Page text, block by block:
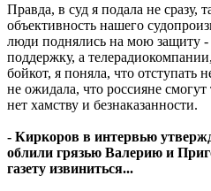
Правда, в суд я подала не сразу,
объективность нашего
люди поднялись на мою защиту -
поддержку, а
бойкот, я поняла, что отступать
не ожидала, что россияне смогут
нет хамству и безнаказанности.
- Киркоров в интервью
облили грязью Валерию и
газету извиниться...